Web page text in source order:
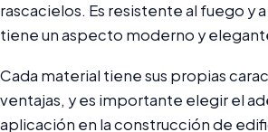
rascacielos. Es resistente al fuego y
tiene un aspecto moderno y
Cada material tiene sus propias
ventajas, y es importante elegir el
aplicación en la construcción de